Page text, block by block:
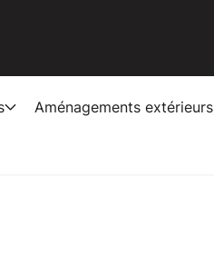
Aménagements extérieurs